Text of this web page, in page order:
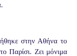
στην Αθήνα το
Παρίσι. Ζει μόνιμα